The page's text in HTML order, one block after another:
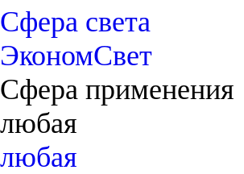
Сфера света
ЭкономСвет
Сфера применения
любая
любая